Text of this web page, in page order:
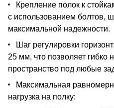
Крепление полок к
с использованием болтов,
максимальной надежности.
Шаг регулировки
25 мм, что позволяет гибко
пространство под любые
Максимальная
нагрузка на полку: